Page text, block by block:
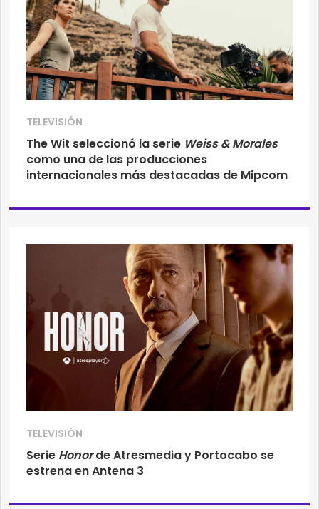
TELEVISIÓN
The Wit seleccionó la serie Weiss & Morales
como una de las producciones
internacionales más destacadas de Mipcom
TELEVISIÓN
Serie Honorde Atresmedia y Portocabo se
estrena en Antena 3